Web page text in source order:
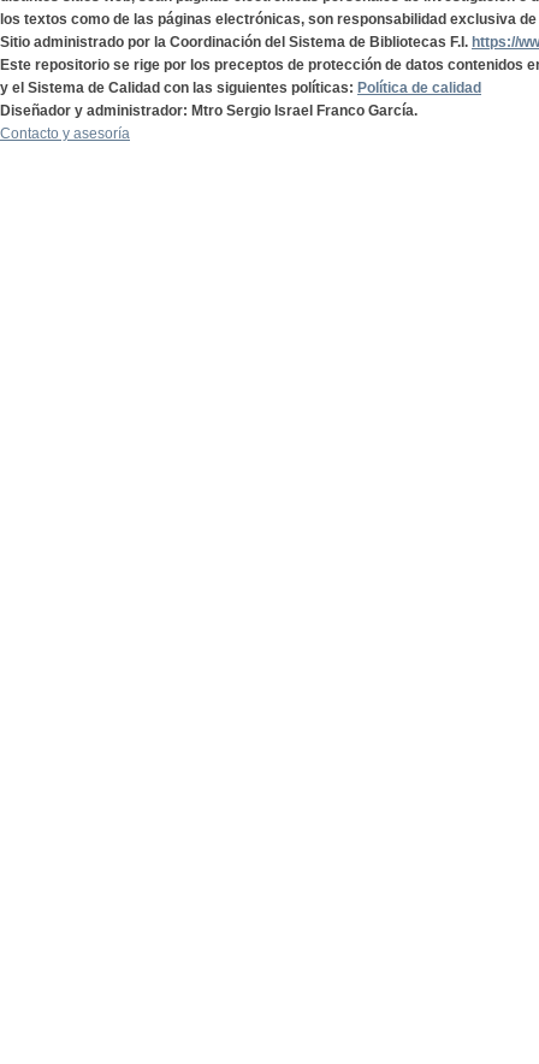
los textos como de las páginas electrónicas, son responsabilidad exclusiva
Sitio administrado por la Coordinación del Sistema de Bibliotecas F.I. https://
Este repositorio se rige por los preceptos de protección de datos contenidos
y el Sistema de Calidad con las siguientes políticas: Política de calidad
Diseñador y administrador: Mtro Sergio Israel Franco García.
Contacto y asesoría